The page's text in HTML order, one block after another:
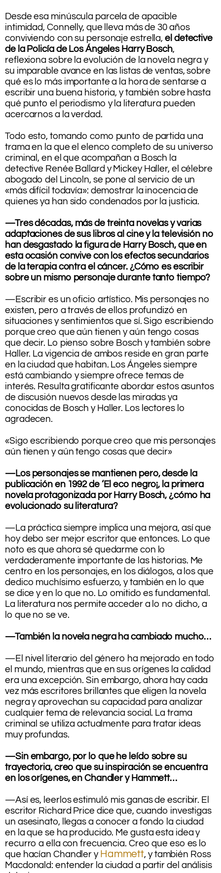
Desde esa minúscula parcela de apacible
intimidad, Connelly, que lleva más de 30 años
conviviendo con su personaje estrella,el detective
de la Policía de Los Ángeles Harry Bosch,
reflexiona sobre la evolución de la novela negra y
su imparable avance en las listas de ventas, sobre
qué es lo más importante a la hora de sentarse a
escribir una buena historia, y también sobre hasta
qué punto el periodismo y la literatura pueden
acercarnos a la verdad.
Todo esto, tomando como punto de partida una
trama en la que el elenco completo de su universo
criminal, en el que acompañan a Bosch la
detective Renée Ballard y Mickey Haller, el célebre
abogado del Lincoln, se pone al servicio de un
«más difícil todavía»: demostrar la inocencia de
quienes ya han sido condenados por la justicia.
—Tres décadas, más de treinta novelas y varias
adaptaciones de sus libros al cine y la televisión no
han desgastado la figura de Harry Bosch, que en
esta ocasión convive con los efectos secundarios
de la terapia contra el cáncer. ¿Cómo es escribir
sobre un mismo personaje durante tanto tiempo?
—Escribir es un oficio artístico. Mis personajes no
existen, pero a través de ellos profundizó en
situaciones y sentimientos que sí. Sigo escribiendo
porque creo que aún tienen y aún tengo cosas
que decir. Lo pienso sobre Bosch y también sobre
Haller. La vigencia de ambos reside en gran parte
en la ciudad que habitan. Los Ángeles siempre
está cambiando y siempre ofrece temas de
interés. Resulta gratificante abordar estos asuntos
de discusión nuevos desde las miradas ya
conocidas de Bosch y Haller. Los lectores lo
agradecen.
«Sigo escribiendo porque creo que mis personajes
aún tienen y aún tengo cosas que decir»
—Los personajes se mantienen pero, desde la
publicación en 1992 de ‘El eco negro¡, la primera
novela protagonizada por Harry Bosch, ¿cómo ha
evolucionado su literatura?
—La práctica siempre implica una mejora, así que
hoy debo ser mejor escritor que entonces. Lo que
noto es que ahora sé quedarme con lo
verdaderamente importante de las historias. Me
centro en los personajes, en los diálogos, a los que
dedico muchísimo esfuerzo, y también en lo que
se dice y en lo que no. Lo omitido es fundamental.
La literatura nos permite acceder a lo no dicho, a
lo que no se ve.
—También la novela negra ha cambiado mucho…
—El nivel literario del género ha mejorado en todo
el mundo, mientras que en sus orígenes la calidad
era una excepción. Sin embargo, ahora hay cada
vez más escritores brillantes que eligen la novela
negra y aprovechan su capacidad para analizar
cualquier tema de relevancia social. La trama
criminal se utiliza actualmente para tratar ideas
muy profundas.
—Sin embargo, por lo que he leído sobre su
trayectoria, creo que su inspiración se encuentra
en los orígenes, en Chandler y Hammett…
—Así es, leerlos estimuló mis ganas de escribir. El
escritor Richard Price dice que, cuando investigas
un asesinato, llegas a conocer a fondo la ciudad
en la que se ha producido. Me gusta esta idea y
recurro a ella con frecuencia. Creo que eso es lo
que hacían Chandler y Hammett, y también Ross
Macdonald: entender la ciudad a partir del análisis